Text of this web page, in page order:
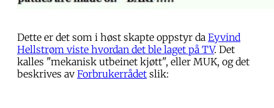
Dette er det som i høst skapte oppstyr da Eyvind
Hellstrøm viste hvordan det ble laget på TV. Det
kalles "mekanisk utbeinet kjøtt", eller MUK, og det
beskrives av Forbrukerrådet slik: